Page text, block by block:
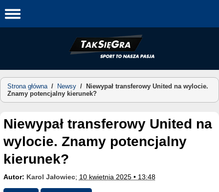
to
Strona główna/ Newsy /
Niewypał transferowy United na wylocie.
Znamy potencjalny kierunek?
Niewypał transferowy United na
wylocie. Znamy potencjalny
kierunek?
Autor: Karol Jałowiec; 10 kwietnia 2025 • 13:48